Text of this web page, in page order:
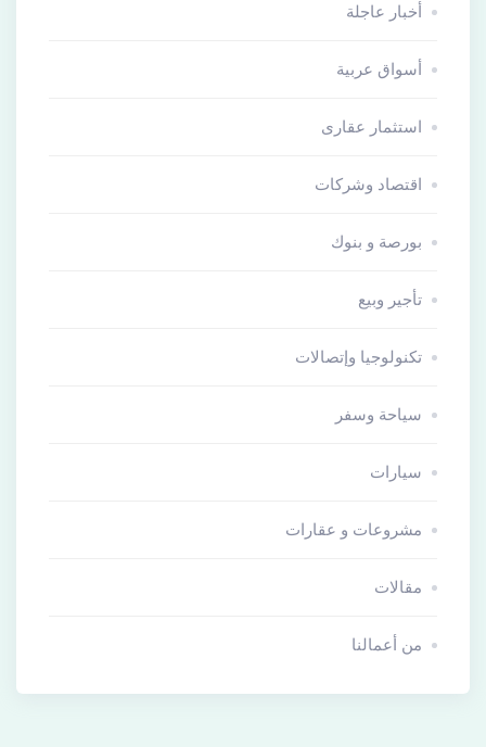
أخبار عاجلة
أسواق عربية
استثمار عقارى
اقتصاد وشركات
بورصة و بنوك
تأجير وبيع
تكنولوجيا وإتصالات
سياحة وسفر
سيارات
مشروعات و عقارات
مقالات
من أعمالنا